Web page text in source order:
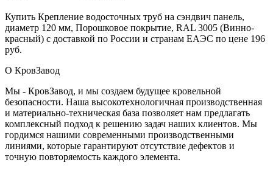
Купить Крепление водосточных труб на сэндвич панель,
диаметр 120 мм, Порошковое покрытие, RAL 3005 (Винно-
красный) с доставкой по России и странам ЕАЭС по цене 196
руб.
О КровЗавод
Мы - КровЗавод, и мы создаем будущее кровельной
безопасности. Наша высокотехнологичная производственная
и материально-техническая база позволяет нам предлагать
комплексный подход к решению задач наших клиентов. Мы
гордимся нашими современными производственными
линиями, которые гарантируют отсутствие дефектов и
точную повторяемость каждого элемента.